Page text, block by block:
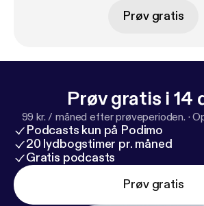
Prøv gratis
Prøv gratis i 14
99 kr. / måned efter prøveperioden. ·
Podcasts kun på Podimo
20 lydbogstimer pr. måned
Gratis podcasts
Prøv gratis